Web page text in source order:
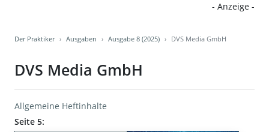
- Anzeige -
Der Praktiker Ausgaben Ausgabe 8 (2025) DVS Media GmbH
DVS Media GmbH
Allgemeine Heftinhalte
Seite 5: